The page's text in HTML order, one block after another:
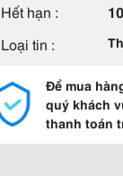
Hết hạn :
Loại tin :
Để mua
quý khách
thanh toán